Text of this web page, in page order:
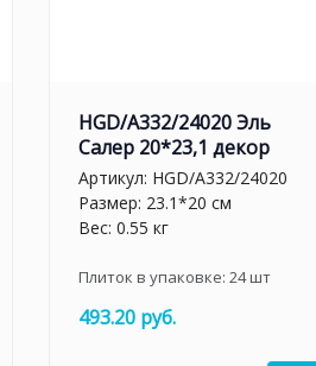
HGD/A332/24020 Эль
Салер 20*23,1 декор
Артикул: HGD/A332/24020
Размер: 23.1*20 см
Вес: 0.55 кг
Плиток в упаковке: 24шт
493.20 руб.